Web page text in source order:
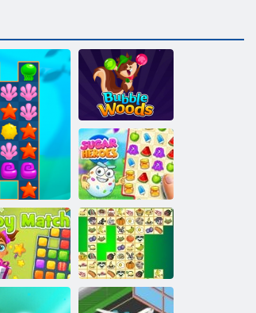
Šumski
mjehurići
Šećerni heroji